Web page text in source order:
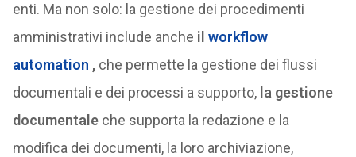
enti. Ma non solo: la gestione dei procedimenti
amministrativi include anche il workflow
automation , che permette la gestione dei flussi
documentali e dei processi a supporto, la gestione
documentale che supporta la redazione e la
modifica dei documenti, la loro archiviazione,